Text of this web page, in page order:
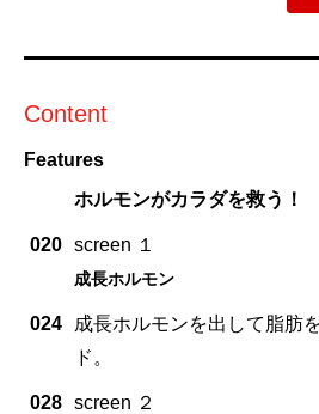
Content
Features
ホルモンがカラダを救う！
020 screen １
成長ホルモン
024
成長ホルモンを出して脂肪
ド。
028 screen ２